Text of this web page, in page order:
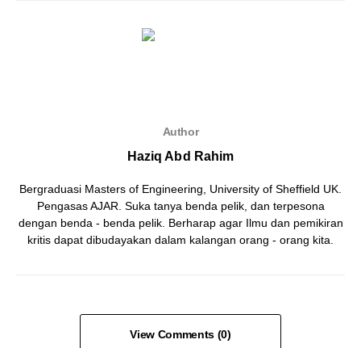
Author
Haziq Abd Rahim
Bergraduasi Masters of Engineering, University of Sheffield UK.
Pengasas AJAR. Suka tanya benda pelik, dan terpesona
dengan benda - benda pelik. Berharap agar Ilmu dan pemikiran
kritis dapat dibudayakan dalam kalangan orang - orang kita.
View Comments (0)